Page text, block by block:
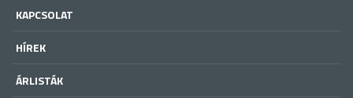
KAPCSOLAT
HÍREK
ÁRLISTÁK